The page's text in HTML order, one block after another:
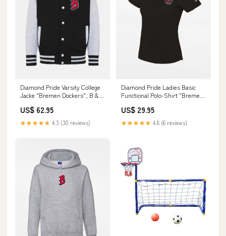
Diamond Pride Varsity College
Jacke "Bremen Dockers", B &
Size:X-Small
US$ 62.95
★★★★★ 4.3 (30 reviews)
Diamond Pride Ladies Basic
Functional Polo-Shirt "Bremen
size_40-inches
US$ 29.95
★★★★★ 4.8 (6 reviews)